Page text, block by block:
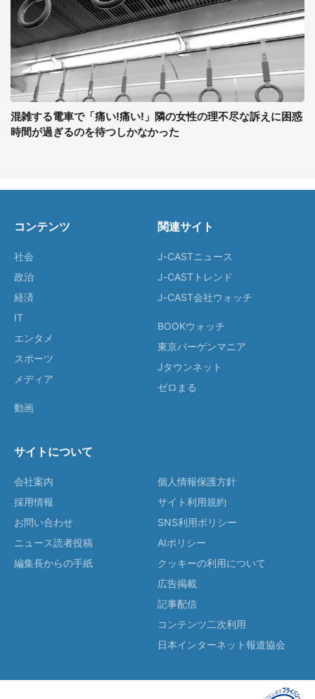
混雑する電車で「痛い!痛い!」隣の女性の理不尽な訴えに困惑
時間が過ぎるのを待つしかなかった
コンテンツ
社会
政治
経済
IT
エンタメ
スポーツ
メディア
動画
関連サイト
J-CASTニュース
J-CASTトレンド
J-CAST会社ウォッチ
BOOKウォッチ
東京バーゲンマニア
Jタウンネット
ゼロまる
サイトについて
会社案内
採用情報
お問い合わせ
ニュース読者投稿
編集長からの手紙
個人情報保護方針
サイト利用規約
SNS利用ポリシー
AIポリシー
クッキーの利用について
広告掲載
記事配信
コンテンツ二次利用
日本インターネット報道協会